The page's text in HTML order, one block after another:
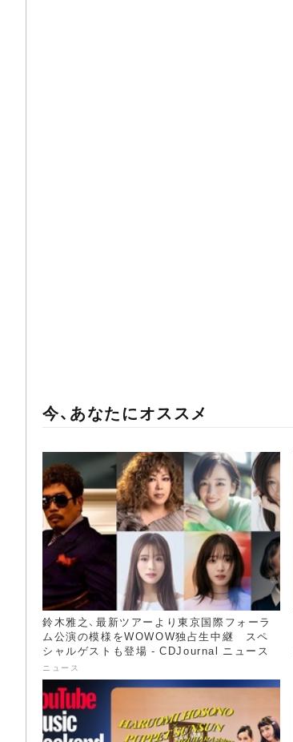
今、あなたにオススメ
鈴木雅之、最新ツアーより東京国際フォーラ
ム公演の模様をWOWOW独占生中継 スペ
シャルゲストも登場 - CDJournal ニュース
ニュース